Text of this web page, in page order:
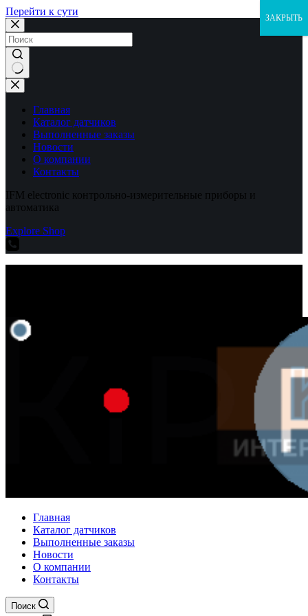
Перейти к сути
Ничего
не
найденоГлавная
Каталог датчиков
Выполненные заказы
Новости
О компании
Контакты
IFM electronic контрольно-измерительные приборы и
автоматика
Explore Shop
Главная
Каталог датчиков
Выполненные заказы
Новости
О компании
Контакты
Поиск
ЗАКРЫТЬ